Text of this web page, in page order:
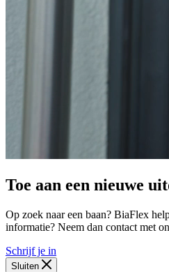
Toe aan een nieuwe
Op zoek naar een baan? BiaFlex
informatie? Neem dan contact met
Schrijf je in
Sluiten